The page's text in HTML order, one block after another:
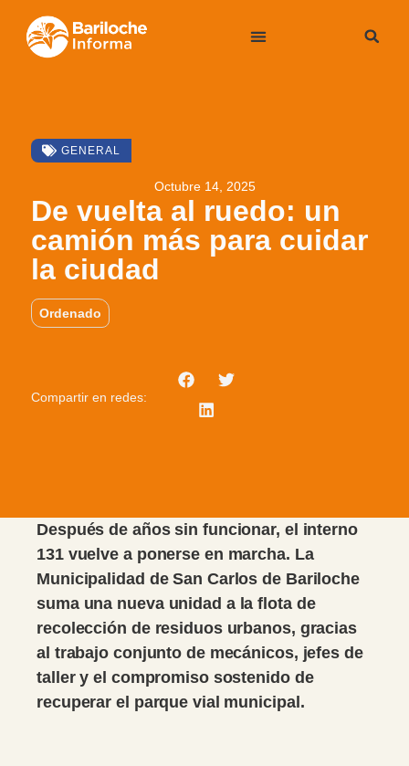
GENERAL
Octubre 14, 2025
De vuelta al ruedo: un
camión más para cuidar
la ciudad
Ordenado
Compartir en redes:
Después de años sin funcionar, el interno
131 vuelve a ponerse en marcha. La
Municipalidad de San Carlos de Bariloche
suma una nueva unidad a la flota de
recolección de residuos urbanos, gracias
al trabajo conjunto de mecánicos, jefes de
taller y el compromiso sostenido de
recuperar el parque vial municipal.